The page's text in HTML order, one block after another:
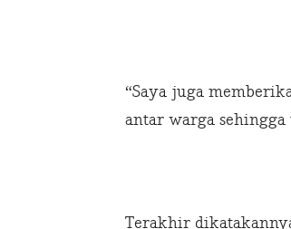
“Saya juga
antar warga
Terakhir